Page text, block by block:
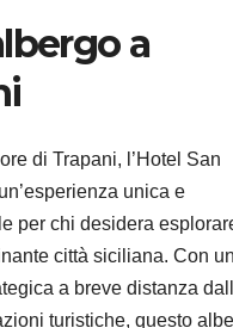
a
di Trapani, l’Hotel San
unica e
per chi desidera
città siciliana. Con
a breve distanza
turistiche, questo